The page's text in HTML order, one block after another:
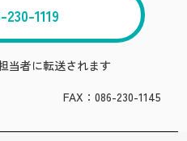
230-1119
当者に転送されます
FAX：086-230-1145